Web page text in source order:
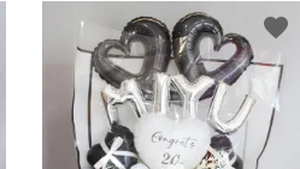
favorite